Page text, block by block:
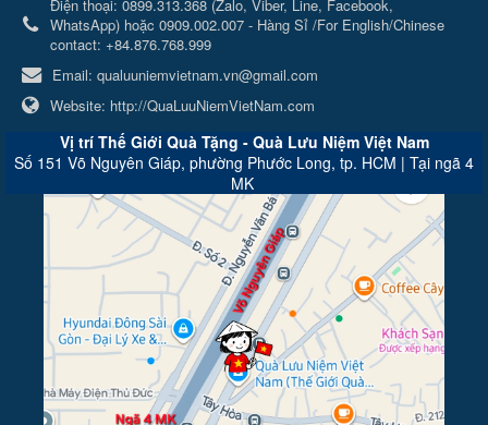
Điện thoại: 0899.313.368 (Zalo, Viber, Line, Facebook,
WhatsApp) hoặc 0909.002.007 - Hàng Sỉ /For English/Chinese
contact: +84.876.768.999
Email: qualuuniemvietnam.vn@gmail.com
Website: http://QuaLuuNiemVietNam.com
Vị trí Thế Giới Quà Tặng - Quà Lưu Niệm Việt Nam
Số 151 Võ Nguyên Giáp, phường Phước Long, tp. HCM | Tại ngã 4
MK